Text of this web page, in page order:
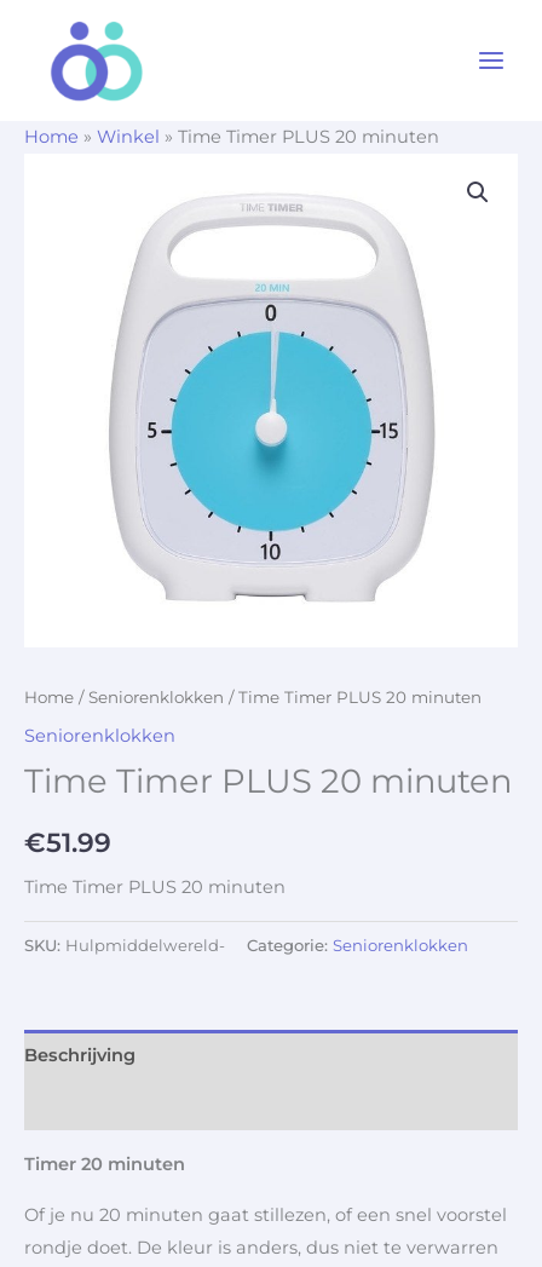
Home » Winkel » Time Timer PLUS 20 minuten
Home / Seniorenklokken / Time Timer PLUS 20 minuten
Seniorenklokken
Time Timer PLUS 20 minuten
€51.99
Time Timer PLUS 20 minuten
SKU: Hulpmiddelwereld- Categorie: Seniorenklokken
Beschrijving
Timer 20 minuten
Of je nu 20 minuten gaat stillezen, of een snel voorstel
rondje doet. De kleur is anders, dus niet te verwarren